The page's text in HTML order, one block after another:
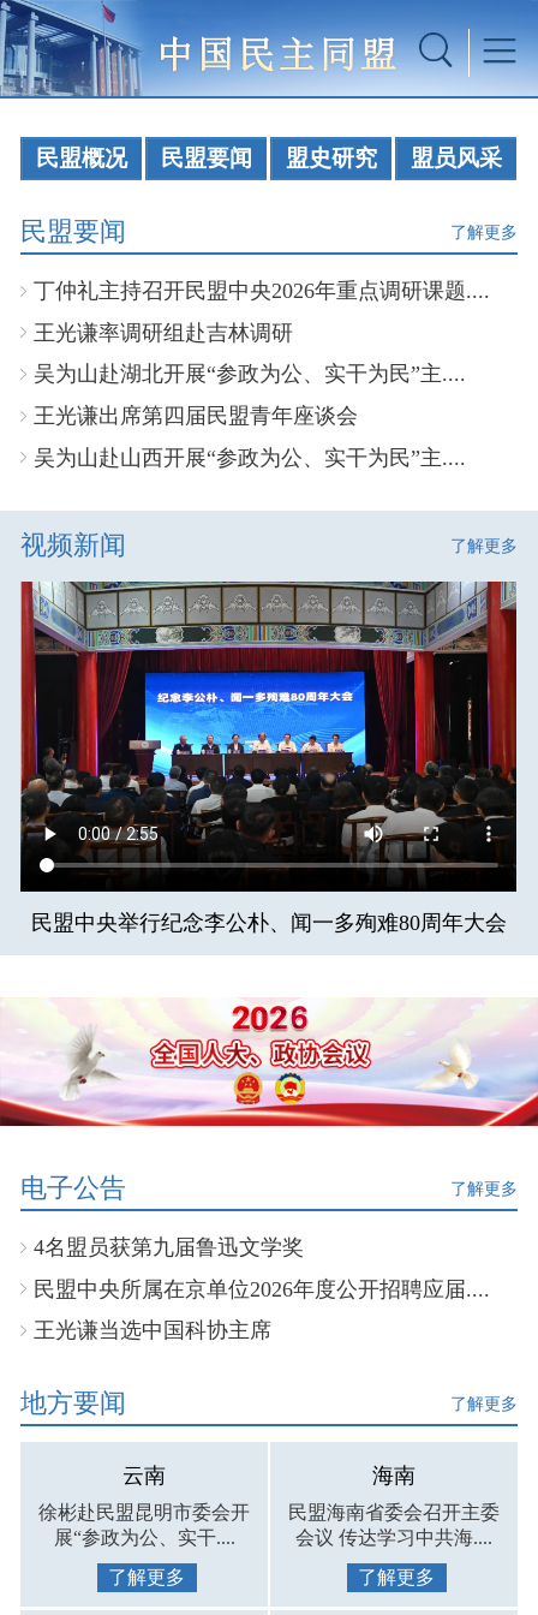
民盟概况 民盟要闻 盟史研究 盟员风采
民盟要闻 了解更多
丁仲礼主持召开民盟中央2026年重点调研课题....
王光谦率调研组赴吉林调研
吴为山赴湖北开展“参政为公、实干为民”主....
王光谦出席第四届民盟青年座谈会
吴为山赴山西开展“参政为公、实干为民”主....
视频新闻 了解更多
民盟中央举行纪念李公朴、闻一多殉难80周年大会
电子公告 了解更多
4名盟员获第九届鲁迅文学奖
民盟中央所属在京单位2026年度公开招聘应届....
王光谦当选中国科协主席
地方要闻 了解更多
云南
徐彬赴民盟昆明市委会开
展“参政为公、实干....
了解更多
海南
民盟海南省委会召开主委
会议 传达学习中共海....
了解更多